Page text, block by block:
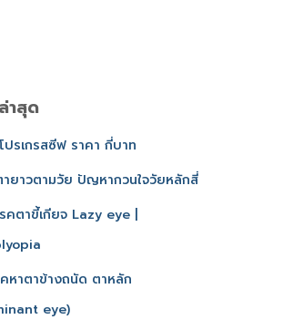
าสุด
ปรเกรสซีฟ ราคา กี่บาท
ยาวตามวัย ปัญหากวนใจวัยหลักสี่
คตาขี้เกียจ Lazy eye |
หาตาข้างถนัด ตาหลัก
eye)